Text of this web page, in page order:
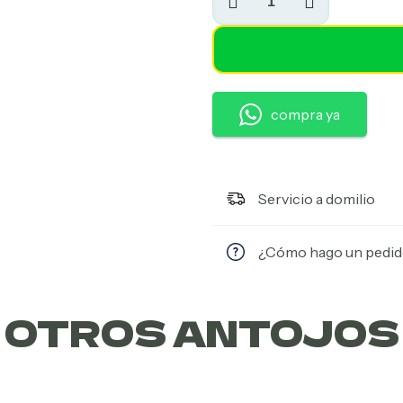
de
Frutos
Amarillos
compra ya
Servicio a domilio
¿Cómo hago un
OTROS ANTOJOS